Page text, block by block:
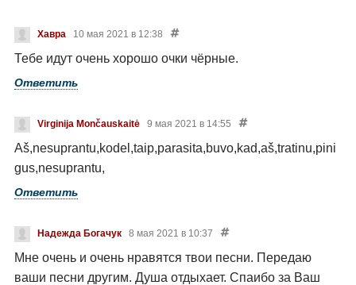
Хавра 10 мая 2021 в 12:38
Тебе идут очень хорошо очки чёрные.
Ответить
Virginija Mončauskaitė 9 мая 2021 в 14:55
Aš,nesuprantu,kodel,taip,parasita,buvo,kad,aš,tratinu,pini
gus,nesuprantu,
Ответить
Надежда Богачук 8 мая 2021 в 10:37
Мне очень и очень нравятся твои песни. Передаю
ваши песни другим. Душа отдыхает. Спаибо за Ваш